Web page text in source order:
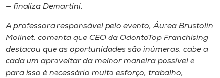
— finaliza Demartini.
A professora responsável pelo evento, Áurea Brustolin
Molinet, comenta que CEO da OdontoTop Franchising
destacou que as oportunidades são inúmeras, cabe a
cada um aproveitar da melhor maneira possível e
para isso é necessário muito esforço, trabalho,